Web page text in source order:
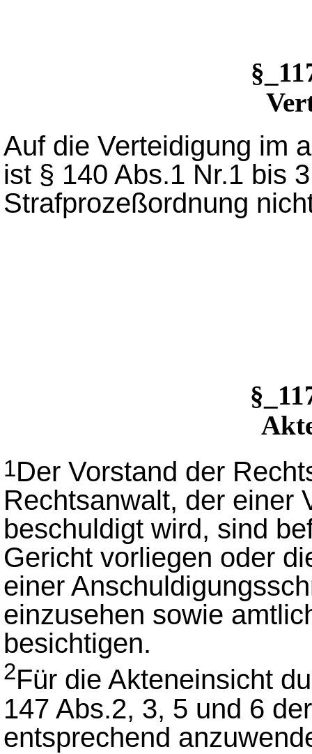
Auf die Verteidigung im
ist § 140 Abs.1 Nr.1 bis
Strafprozeßordnung
1Der Vorstand der
Rechtsanwalt, der einer
beschuldigt wird, sind
Gericht vorliegen oder
einer
einzusehen sowie
besichtigen.
2Für die Akteneinsicht
147 Abs.2, 3, 5 und 6
entsprechend